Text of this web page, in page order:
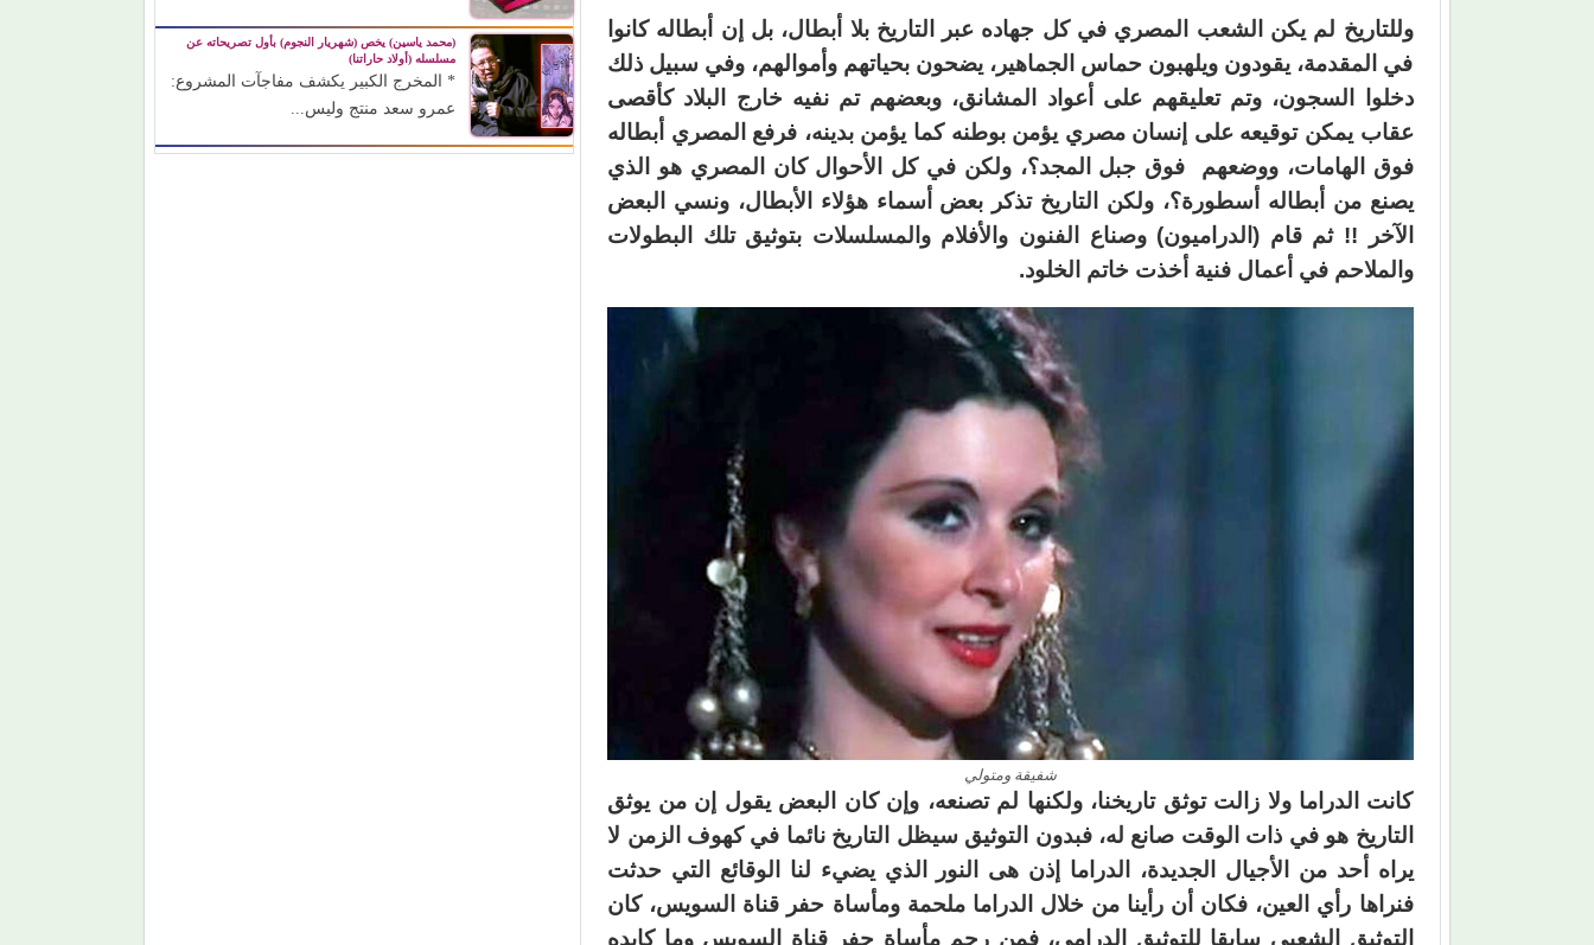
وللتاريخ لم يكن الشعب المصري في كل جهاده عبر التاريخ بلا أبطال، بل إن أبطاله كانوا
في المقدمة، يقودون ويلهبون حماس الجماهير، يضحون بحياتهم وأموالهم، وفي سبيل ذلك
دخلوا السجون، وتم تعليقهم على أعواد المشانق، وبعضهم تم نفيه خارج البلاد كأقصى
عقاب يمكن توقيعه على إنسان مصري يؤمن بوطنه كما يؤمن بدينه، فرفع المصري أبطاله
فوق الهامات، ووضعهم فوق جبل المجد؟، ولكن في كل الأحوال كان المصري هو الذي
يصنع من أبطاله أسطورة؟، ولكن التاريخ تذكر بعض أسماء هؤلاء الأبطال، ونسي البعض
الآخر !! ثم قام (الدراميون) وصناع الفنون والأفلام والمسلسلات بتوثيق تلك البطولات
والملاحم في أعمال فنية أخذت خاتم الخلود.
شفيقة ومتولي
كانت الدراما ولا زالت توثق تاريخنا، ولكنها لم تصنعه، وإن كان البعض يقول إن من يوثق
التاريخ هو في ذات الوقت صانع له، فبدون التوثيق سيظل التاريخ نائما في كهوف الزمن لا
يراه أحد من الأجيال الجديدة، الدراما إذن هى النور الذي يضيء لنا الوقائع التي حدثت
فنراها رأي العين، فكان أن رأينا من خلال الدراما ملحمة ومأساة حفر قناة السويس، كان
التوثيق الشعبي سابقا للتوثيق الدرامي، فمن رحم مأساة حفر قناة السويس وما كابده
(محمد ياسين) يخص (شهريار النجوم) بأول تصريحاته عن
مسلسله (أولاد حاراتنا)
* المخرج الكبير يكشف مفاجآت المشروع:
عمرو سعد منتج وليس...